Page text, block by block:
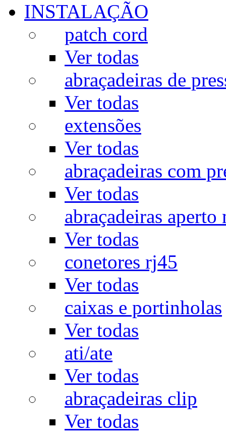
INSTALAÇÃO
patch cord
Ver todas
abraçadeiras de
Ver todas
extensões
Ver todas
abraçadeiras com
Ver todas
abraçadeiras aperto
Ver todas
conetores rj45
Ver todas
caixas e portinholas
Ver todas
ati/ate
Ver todas
abraçadeiras clip
Ver todas